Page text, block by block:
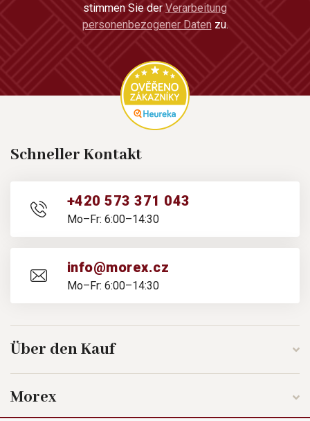
stimmen Sie der Verarbeitung
personenbezogener Daten zu.
Schneller Kontakt
+420 573 371 043
Mo–Fr: 6:00–14:30
info@morex.cz
Mo–Fr: 6:00–14:30
Über den Kauf
Morex